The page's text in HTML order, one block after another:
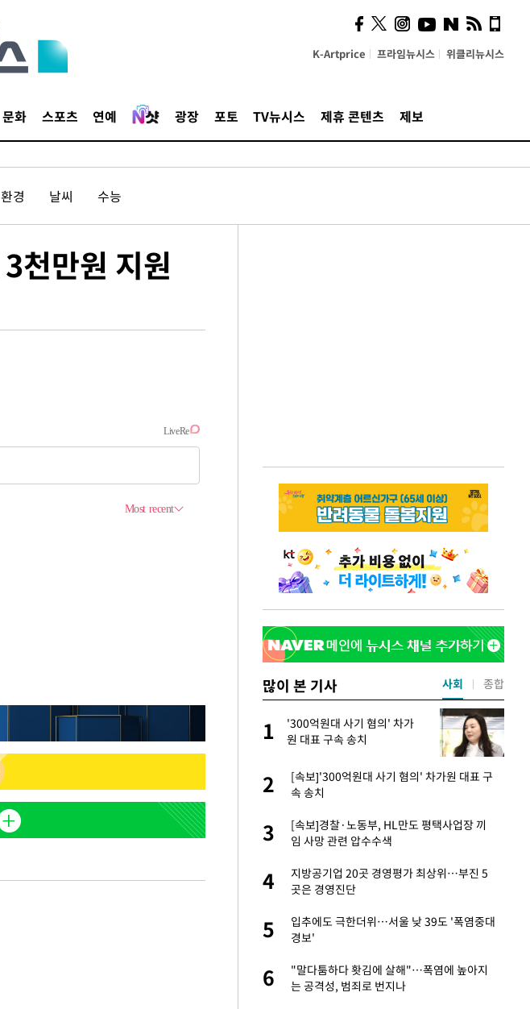
K-Artprice 프라임뉴시스 위클리뉴시스
문화 스포츠 연예 광장 포토 TV뉴시스 제휴 콘텐츠 제보
환경 날씨 수능
천만원 지원
많이 본 기사
"서장훈, 28억에 산 서초 건물
450억에 매물로"
2
다"…707 출신 女유튜버 '완벽 소화'
3 전현무 "전 연인 집착에 친구들과 연락 끊어"
4
1
'300억원대 사기 혐의' 차가
원 대표 구속 송치
2
[속보]'300억원대 사기 혐의' 차가원 대표 구
속 송치
3
[속보]경찰·노동부, HL만도 평택사업장 끼
임 사망 관련 압수수색
4
지방공기업 20곳 경영평가 최상위…부진 5
곳은 경영진단
5
입추에도 극한더위…서울 낮 39도 '폭염중대
경보'
6
"말다툼하다 홧김에 살해"…폭염에 높아지
는 공격성, 범죄로 번지나
사회 종합